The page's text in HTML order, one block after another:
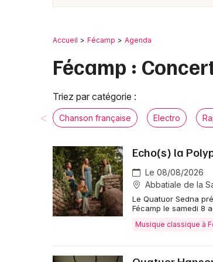
Accueil Fécamp Agenda
Fécamp :
Triez par catégorie :
Chanson française Electro
Echo(s) la
Le 08/08/2026
Abbatiale de la
Le Quatuor Sedna
Fécamp le samedi 8
Musique classique à